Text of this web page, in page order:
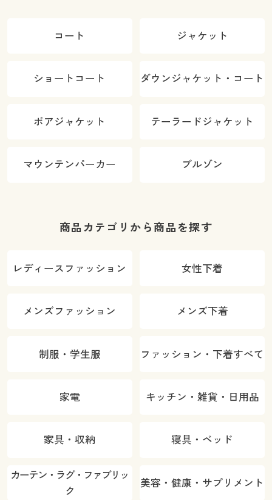
コート ジャケット
ショートコート ダウンジャケット・コート
ボアジャケット テーラードジャケット
マウンテンパーカー ブルゾン
商品カテゴリから商品を探す
レディースファッション 女性下着
メンズファッション メンズ下着
制服・学生服 ファッション・下着すべて
家電 キッチン・雑貨・日用品
家具・収納 寝具・ベッド
カーテン・ラグ・ファブリッ
ク
美容・健康・サプリメント